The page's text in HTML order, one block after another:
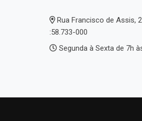
Rua Francisco de Assis,
:58.733-000
Segunda à Sexta de 7h